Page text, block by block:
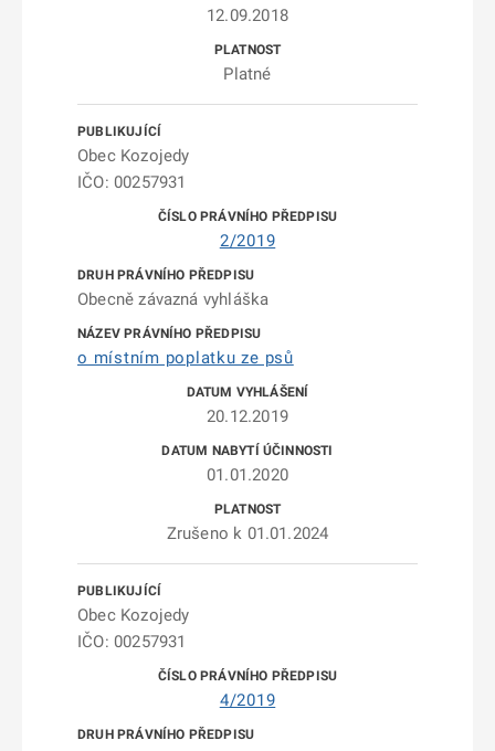
12.09.2018
Platné
Obec Kozojedy
IČO: 00257931
2/2019
Obecně závazná vyhláška
o místním poplatku ze psů
20.12.2019
01.01.2020
Zrušeno k 01.01.2024
Obec Kozojedy
IČO: 00257931
4/2019